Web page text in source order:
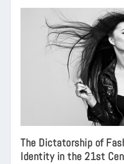
The Dictatorship of
Identity in the 21st